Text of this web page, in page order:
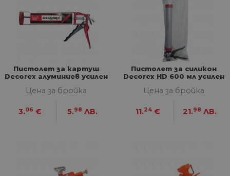
Пистолет за картуш
Decorex алуминиев усилен
Цена за бройка
3.06 € 5.98 ЛВ.
Пистолет за силикон
Decorex HD 600 мл усилен
Цена за бройка
11.24 € 21.98 ЛВ.